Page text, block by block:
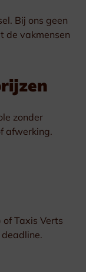
Bij ons geen
de vakmensen
zonder
afwerking.
of Taxis Verts